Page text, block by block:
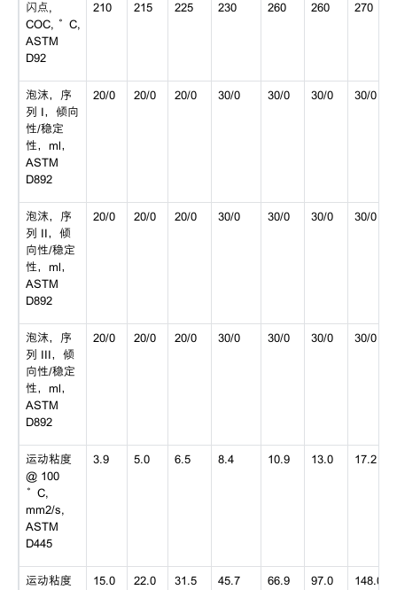
闪点,
COC, °C,
ASTM
D92
210 215 225 230 260 260 270
泡沫，序
列 I，倾向
性/稳定
性，ml，
ASTM
D892
20/0 20/0 20/0 30/0 30/0 30/0 30/0
泡沫，序
列 II，倾
向性/稳定
性，ml，
ASTM
D892
20/0 20/0 20/0 30/0 30/0 30/0 30/0
泡沫，序
列 III，倾
向性/稳定
性，ml，
ASTM
D892
20/0 20/0 20/0 30/0 30/0 30/0 30/0
运动粘度
@ 100
°C,
mm2/s,
ASTM
D445
3.9 5.0 6.5 8.4 10.9 13.0 17.2
运动粘度
15.0 22.0 31.5 45.7 66.9 97.0 148.0